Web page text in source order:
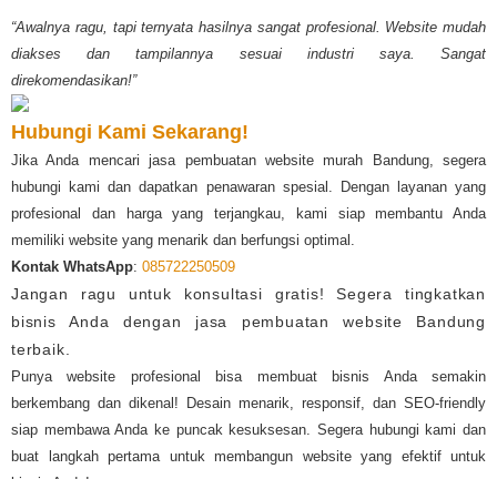
“Awalnya ragu, tapi ternyata hasilnya sangat profesional. Website mudah
diakses dan tampilannya sesuai industri saya. Sangat
direkomendasikan!”
Hubungi Kami Sekarang!
Jika Anda mencari jasa pembuatan website murah Bandung, segera
hubungi kami dan dapatkan penawaran spesial. Dengan layanan yang
profesional dan harga yang terjangkau, kami siap membantu Anda
memiliki website yang menarik dan berfungsi optimal.
Kontak WhatsApp: 085722250509
Jangan ragu untuk konsultasi gratis! Segera tingkatkan
bisnis Anda dengan jasa pembuatan website Bandung
terbaik.
Punya website profesional bisa membuat bisnis Anda semakin
berkembang dan dikenal! Desain menarik, responsif, dan SEO-friendly
siap membawa Anda ke puncak kesuksesan. Segera hubungi kami dan
buat langkah pertama untuk membangun website yang efektif untuk